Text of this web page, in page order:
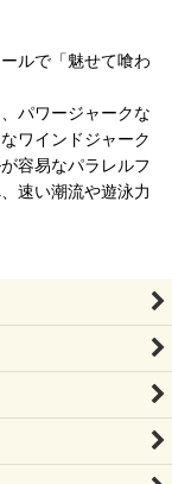
ルで「魅せて喰わ
パワージャークな
ワインドジャーク
容易なパラレルフ
速い潮流や遊泳力